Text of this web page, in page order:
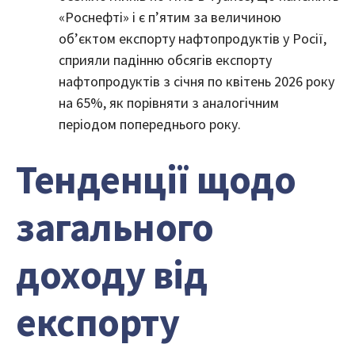
«Роснефті» і є п’ятим за величиною
об’єктом експорту нафтопродуктів у Росії,
сприяли падінню обсягів експорту
нафтопродуктів з січня по квітень 2026 року
на 65%, як порівняти з аналогічним
періодом попереднього року.
Тенденції щодо
загального
доходу від
експорту